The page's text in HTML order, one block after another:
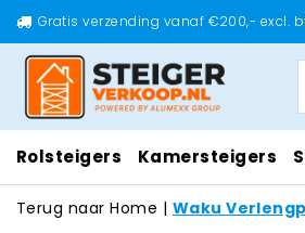
Gratis verzending vanaf €200,- excl.
Rolsteigers Kamersteigers
Terug naar Home | Waku